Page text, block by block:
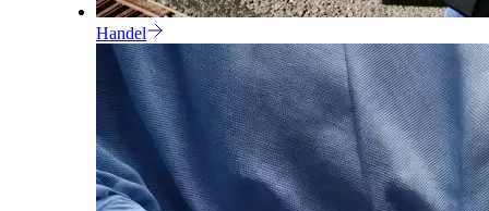
Handel